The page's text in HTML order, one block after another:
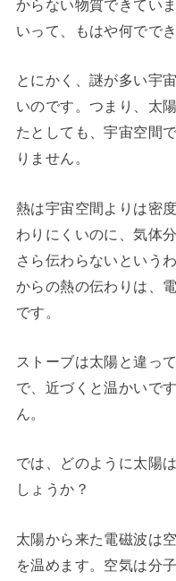
からない物質できてい
いって、もはや何でで
とにかく、謎が多い宇
いのです。つまり、太
たとしても、宇宙空間
りません。
熱は宇宙空間よりは密
わりにくいのに、気体
さら伝わらないという
からの熱の伝わりは、
です。
ストーブは太陽と違っ
で、近づくと温かいで
ん。
では、どのように太陽
しょうか？
太陽から来た電磁波は
を温めます。空気は分